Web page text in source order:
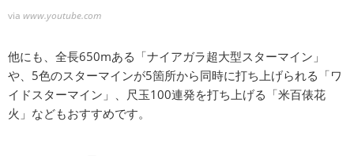
via www.youtube.com
他にも、全長650mある「ナイアガラ超大型スターマイン」
や、5色のスターマインが5箇所から同時に打ち上げられる「ワ
イドスターマイン」、尺玉100連発を打ち上げる「米百俵花
火」などもおすすめです。